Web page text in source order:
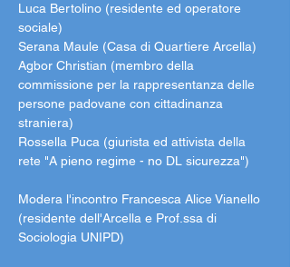
Luca Bertolino (residente ed operatore
sociale)
Serana Maule (Casa di Quartiere Arcella)
Agbor Christian (membro della
commissione per la rappresentanza delle
persone padovane con cittadinanza
straniera)
Rossella Puca (giurista ed attivista della
rete "A pieno regime - no DL sicurezza")
Modera l'incontro Francesca Alice Vianello
(residente dell'Arcella e Prof.ssa di
Sociologia UNIPD)